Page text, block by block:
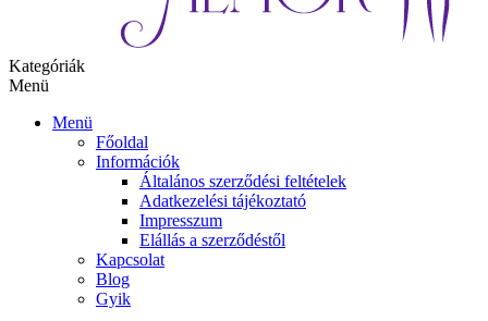
Kategóriák
Menü
Menü
Főoldal
Információk
Általános szerződési feltételek
Adatkezelési tájékoztató
Impresszum
Elállás a szerződéstől
Kapcsolat
Blog
Gyik